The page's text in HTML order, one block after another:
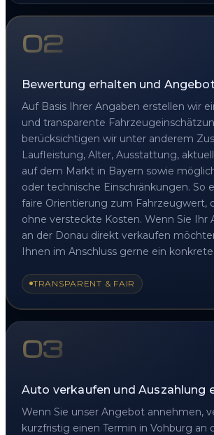
02
Bewertung erhalten und
Auf Basis Ihrer Angaben erstellen wir
und transparente
berücksichtigen wir unter anderem
Laufleistung, Alter, Ausstattung,
auf dem Markt in Bayern sowie
oder technische Einschränkungen. So
faire Orientierung zum Fahrzeugwert,
ohne versteckte Kosten. Wenn Sie Ihr
an der Donau direkt verkaufen
Ihnen im Anschluss gerne ein
TRANSPARENT & FAIR
03
Auto verkaufen und Auszahlung
Wenn Sie unser Angebot annehmen,
kurzfristig einen Termin in Vohburg an